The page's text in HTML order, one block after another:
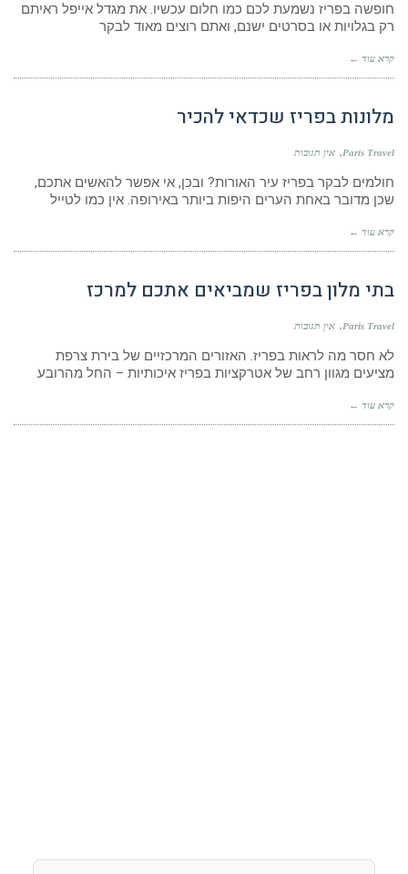
חופשה בפריז נשמעת לכם כמו חלום עכשיו. את מגדל אייפל ראיתם
רק בגלויות או בסרטים ישנם, ואתם רוצים מאוד לבקר
קרא עוד ←
מלונות בפריז שכדאי להכיר
Paris Travel אין תגובות
חולמים לבקר בפריז עיר האורות? ובכן, אי אפשר להאשים אתכם,
שכן מדובר באחת הערים היפות ביותר באירופה. אין כמו לטייל
קרא עוד ←
בתי מלון בפריז שמביאים אתכם למרכז
Paris Travel אין תגובות
לא חסר מה לראות בפריז. האזורים המרכזיים של בירת צרפת
מציעים מגוון רחב של אטרקציות בפריז איכותיות – החל מהרובע
קרא עוד ←